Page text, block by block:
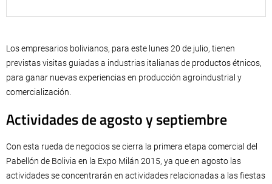
Los empresarios bolivianos, para este lunes 20 de julio, tienen
previstas visitas guiadas a industrias italianas de productos étnicos,
para ganar nuevas experiencias en producción agroindustrial y
comercialización.
Actividades de agosto y septiembre
Con esta rueda de negocios se cierra la primera etapa comercial del
Pabellón de Bolivia en la Expo Milán 2015, ya que en agosto las
actividades se concentrarán en actividades relacionadas a las fiestas